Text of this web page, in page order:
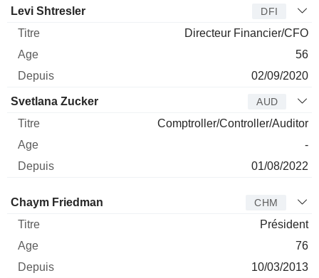
Levi Shtresler DFI
Directeur Financier/CFO
56
02/09/2020
Svetlana Zucker AUD
Comptroller/Controller/Auditor
-
01/08/2022
Administrateur Titre
Chaym Friedman CHM
Président
76
10/03/2013